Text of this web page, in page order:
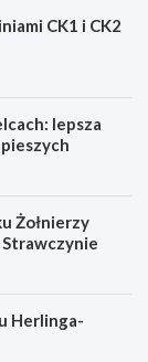
CK1 i CK2
lepsza
Żołnierzy
Herlinga-